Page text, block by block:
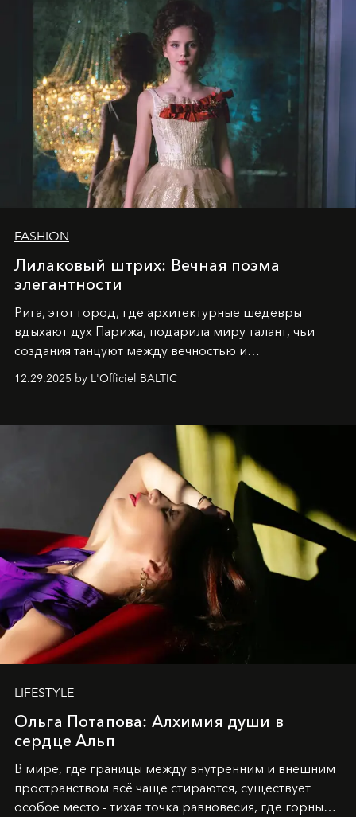
FASHION
Лилаковый штрих: Вечная поэма
элегантности
Рига, этот город, где архитектурные шедевры
вдыхают дух Парижа, подарила миру талант, чьи
создания танцуют между вечностью и
современностью.
12.29.2025 by L'Officiel BALTIC
LIFESTYLE
Ольга Потапова: Алхимия души в
сердце Альп
В мире, где границы между внутренним и внешним
пространством всё чаще стираются, существует
особое место - тихая точка равновесия, где горные